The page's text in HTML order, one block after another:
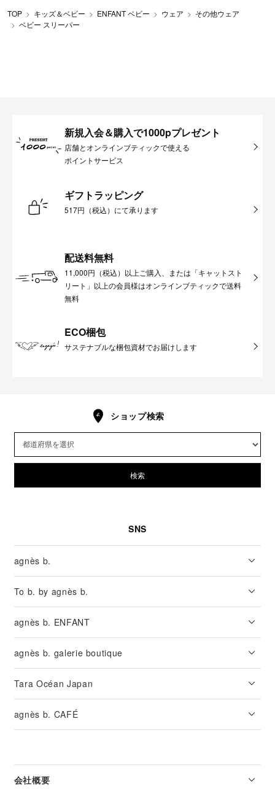
TOP キッズ＆ベビー ENFANT ベビー ウェア
その他ウェア
ベビー スリーパー
新規入会＆購入で1000pプレゼント
店舗とオンラインブティックで使える
ポイントサービス
ギフトラッピング
517円（税込）にて承ります
配送料無料
11,000円（税込）以上ご購入、または「キャットスト
リート」以上の会員様はオンラインブティックで送料
無料
ECO梱包
サステナブルな梱包資材でお届けします
ショップ検索
検索
SNS
agnès b.
To b. by agnès b.
agnès b. ENFANT
agnès b. galerie boutique
Tara Océan Japan
agnès b. CAFÉ
会社概要